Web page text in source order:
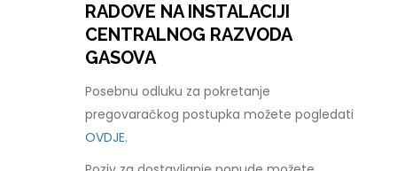
RADOVE NA INSTALACIJI
CENTRALNOG RAZVODA
GASOVA
Posebnu odluku za pokretanje
pregovaračkog postupka možete pogledati
OVDJE.